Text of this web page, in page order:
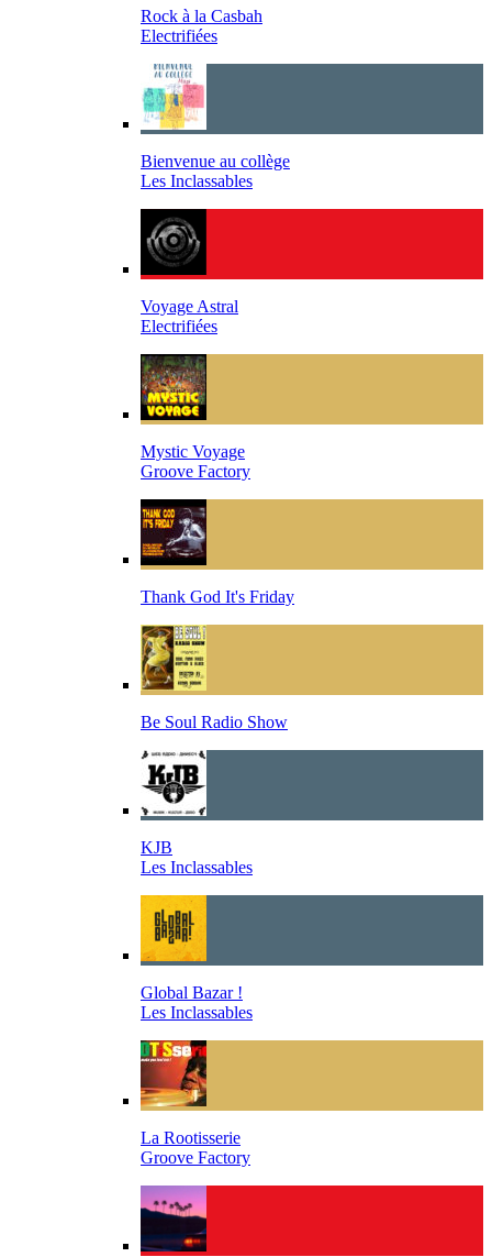
Rock à la Casbah
Electrifiées
Bienvenue au collège
Les Inclassables
Voyage Astral
Electrifiées
Mystic Voyage
Groove Factory
Thank God It's Friday
Be Soul Radio Show
KJB
Les Inclassables
Global Bazar !
Les Inclassables
La Rootisserie
Groove Factory